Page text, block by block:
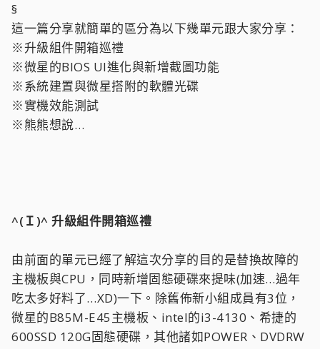
§
這一篇分享就簡單的區分為以下幾單元跟大家分享：
※升級組件開箱巡禮
※微星的BIOS UI進化與新增截圖功能
※系統建置與微星搭附的軟體光碟
※實機效能測試
※熊熊想說…
^(Ｉ)^ 升級組件開箱巡禮
由前面的單元已經了解這次分享的目的是替換故障的
主機板與CPU，同時新增固態硬碟來提味(加速…過年
吃太多好料了…XD)一下。除舊佈新小組成員有3位，
微星的B85M-E45主機板、intel的i3-4130、希捷的
600SSD 120G固態硬碟，其他諸如POWER、DVDRW